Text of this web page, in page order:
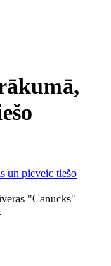
"Canucks"